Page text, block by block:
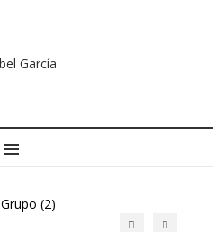
MENU
Grupo (2)